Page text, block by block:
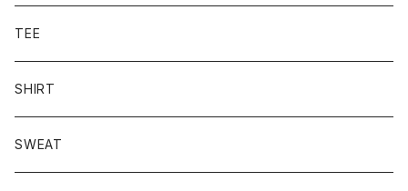
TEE
SHIRT
SWEAT